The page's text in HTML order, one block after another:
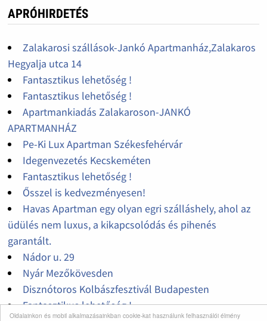
Oldalainkon és mobil alkalmazásainkban cookie-kat használunk felhasználói élmény
APRÓHIRDETÉS
Zalakarosi szállások-Jankó Apartmanház,Zalakaros
Hegyalja utca 14
Fantasztikus lehetőség !
Fantasztikus lehetőség !
Apartmankiadás Zalakaroson-JANKÓ
APARTMANHÁZ
Pe-Ki Lux Apartman Székesfehérvár
Idegenvezetés Kecskeméten
Fantasztikus lehetőség !
Ősszel is kedvezményesen!
Havas Apartman egy olyan egri szálláshely, ahol az
üdülés nem luxus, a kikapcsolódás és pihenés
garantált.
Nádor u. 29
Nyár Mezőkövesden
Disznótoros Kolbászfesztivál Budapesten
Fantasztikus lehetőség !